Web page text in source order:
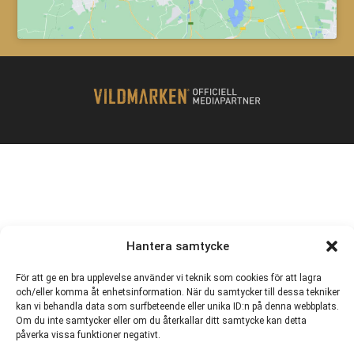
Hantera samtycke
För att ge en bra upplevelse använder vi teknik som cookies för att lagra
och/eller komma åt enhetsinformation. När du samtycker till dessa tekniker
kan vi behandla data som surfbeteende eller unika ID:n på denna webbplats.
Om du inte samtycker eller om du återkallar ditt samtycke kan detta
påverka vissa funktioner negativt.